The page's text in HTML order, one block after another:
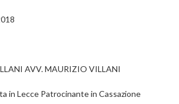
AVV. MAURIZIO VILLANI
in Lecce Patrocinante in Cassazione